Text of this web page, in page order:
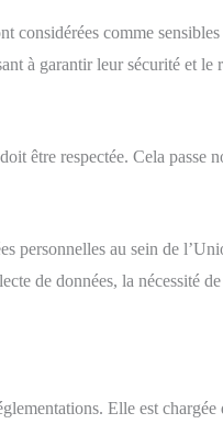
considérées comme
à garantir leur sécurité et le
être respectée. Cela passe
personnelles au sein de
de données, la nécessité de
Elle est chargée